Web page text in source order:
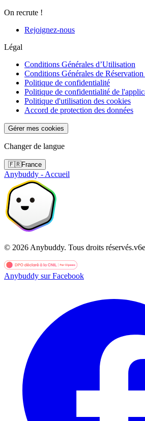
On recrute !
Rejoignez-nous
Légal
Conditions Générales d’Utilisation
Conditions Générales de
Politique de confidentialité
Politique de confidentialité de
Politique d'utilisation des cookies
Accord de protection des données
Gérer mes cookies
Changer de langue
🇫🇷France
Anybuddy - Accueil
© 2026 Anybuddy. Tous droits réservés.v
Anybuddy sur Facebook